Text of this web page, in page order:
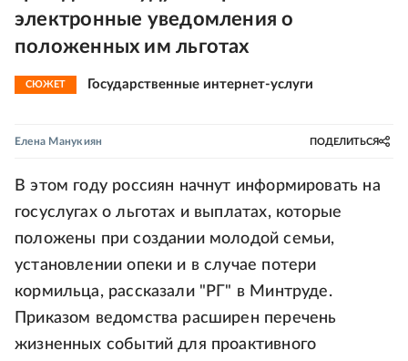
электронные уведомления о
положенных им льготах
СЮЖЕТ Государственные интернет-услуги
Елена Манукиян ПОДЕЛИТЬСЯ
В этом году россиян начнут информировать на
госуслугах о льготах и выплатах, которые
положены при создании молодой семьи,
установлении опеки и в случае потери
кормильца, рассказали "РГ" в Минтруде.
Приказом ведомства расширен перечень
жизненных событий для проактивного